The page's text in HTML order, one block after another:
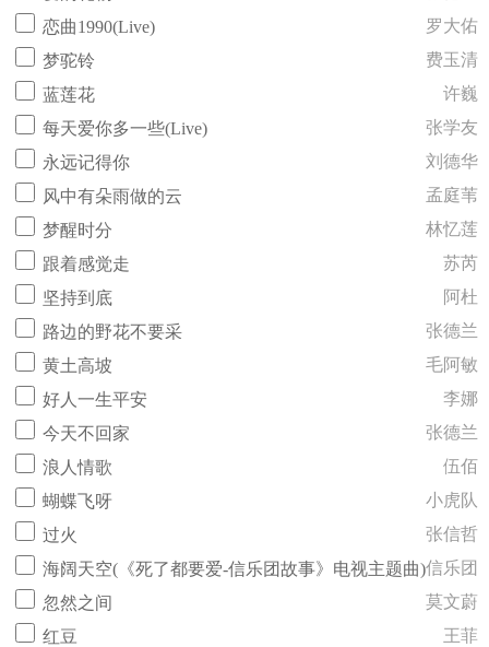
恋曲1990(Live)
罗大佑
梦驼铃
费玉清
蓝莲花
许巍
每天爱你多一些(Live)
张学友
永远记得你
刘德华
风中有朵雨做的云
孟庭苇
梦醒时分
林忆莲
跟着感觉走
苏芮
坚持到底
阿杜
路边的野花不要采
张德兰
黄土高坡
毛阿敏
好人一生平安
李娜
今天不回家
张德兰
浪人情歌
伍佰
蝴蝶飞呀
小虎队
过火
张信哲
海阔天空(《死了都要爱-信乐团故事》电视主题曲)信乐团
忽然之间
莫文蔚
红豆
王菲